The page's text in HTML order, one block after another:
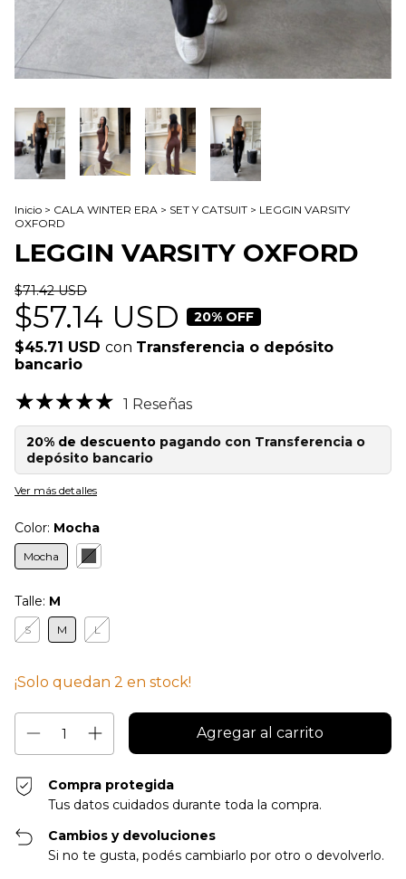
Inicio > CALA WINTER ERA > SET Y CATSUIT > LEGGIN VARSITY
OXFORD
LEGGIN VARSITY OXFORD
$71.42 USD
$57.14 USD 20% OFF
$45.71 USD con Transferencia o depósito
bancario
1 Reseñas
20% de descuento pagando con Transferencia o
depósito bancario
Ver más detalles
Color: Mocha
Mocha
Talle: M
S M L
¡Solo quedan 2 en stock!
Compra protegida
Tus datos cuidados durante toda la compra.
Cambios y devoluciones
Si no te gusta, podés cambiarlo por otro o devolverlo.